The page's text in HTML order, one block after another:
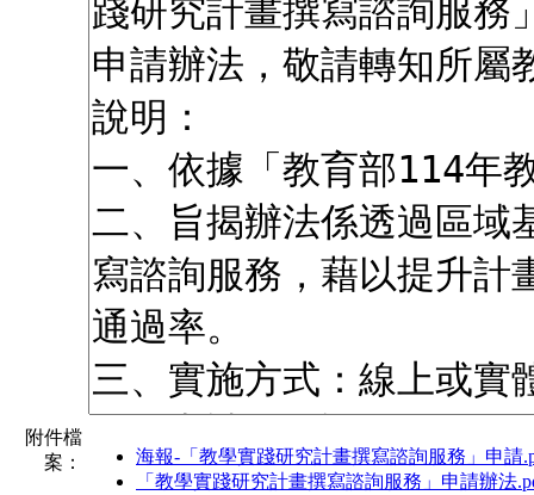
附件檔
案：
海報-「教學實踐研究計畫撰寫諮詢服務」申請
「教學實踐研究計畫撰寫諮詢服務」申請辦法